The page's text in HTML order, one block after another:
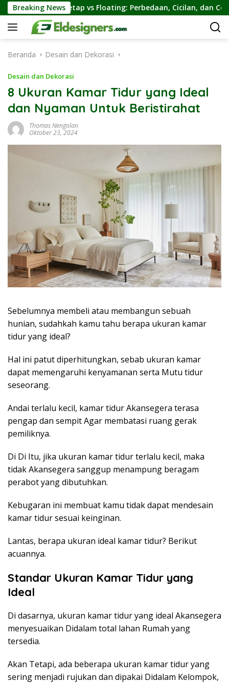
Langsung
ke
konten
Breaking News
Tetap vs Floating: Perbedaan, Cicilan, dan Contohnya
Beranda Desain dan Dekorasi
Desain dan Dekorasi
8 Ukuran Kamar Tidur yang Ideal
dan Nyaman Untuk Beristirahat
Thomas Nengolan
Oktober 23, 2024
Sebelumnya membeli atau membangun sebuah
hunian, sudahkah kamu tahu berapa ukuran kamar
tidur yang ideal?
Hal ini patut diperhitungkan, sebab ukuran kamar
dapat memengaruhi kenyamanan serta Mutu tidur
seseorang.
Andai terlalu kecil, kamar tidur Akansegera terasa
pengap dan sempit Agar membatasi ruang gerak
pemiliknya.
Di Di Itu, jika ukuran kamar tidur terlalu kecil, maka
tidak Akansegera sanggup menampung beragam
perabot yang dibutuhkan.
Kebugaran ini membuat kamu tidak dapat mendesain
kamar tidursesuai keinginan.
Lantas, berapa ukuran ideal kamar tidur? Berikut
acuannya.
Standar Ukuran Kamar Tidur yang
Ideal
Di dasarnya, ukuran kamar tidur yang ideal Akansegera
menyesuaikan Didalam total lahan Rumah yang
tersedia.
Akan Tetapi, ada beberapa ukuran kamar tidur yang
sering menjadi rujukan dan dipakai Didalam Kelompok,